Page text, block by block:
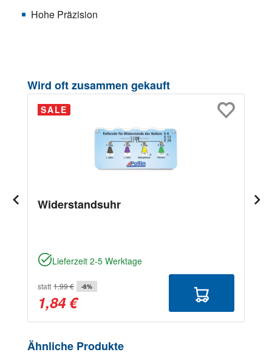
Hohe Präzision
Produktgalerie überspringen
Wird oft zusammen gekauft
SALE
Widerstandsuhr
Lieferzeit 2-5 Werktage
statt 1,99 € -8%
1,84 €
Produktgalerie überspringen
Ähnliche Produkte